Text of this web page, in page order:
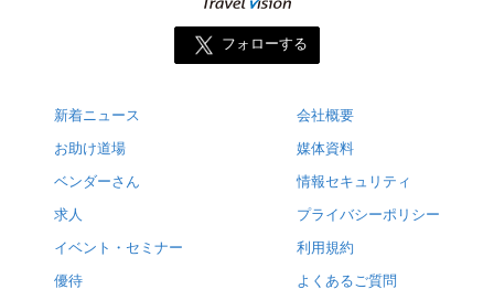
フォローする
新着ニュース
お助け道場
ベンダーさん
求人
イベント・セミナー
優待
会社概要
媒体資料
情報セキュリティ
プライバシーポリシー
利用規約
よくあるご質問